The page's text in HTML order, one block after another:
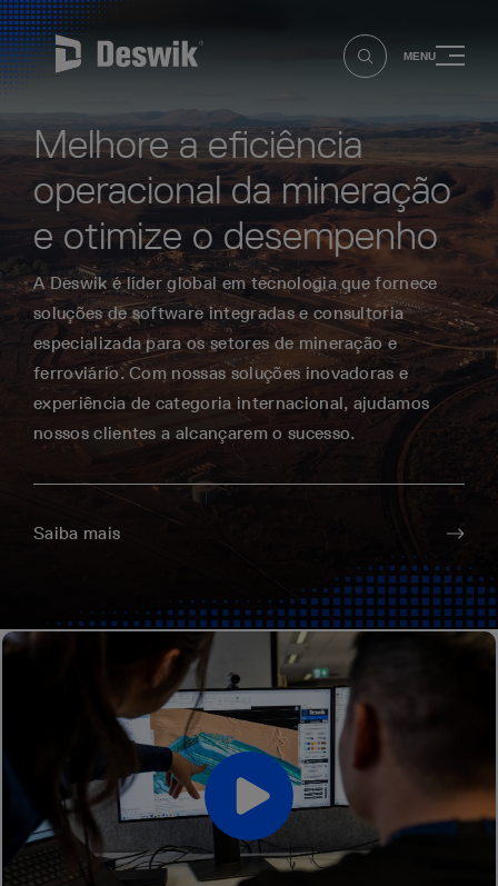
MENU
Melhore a eficiência
operacional da mineração
e otimize o desempenho
A Deswik é líder global em tecnologia que fornece
soluções de software integradas e consultoria
especializada para os setores de mineração e
ferroviário. Com nossas soluções inovadoras e
experiência de categoria internacional, ajudamos
nossos clientes a alcançarem o sucesso.
Saiba mais